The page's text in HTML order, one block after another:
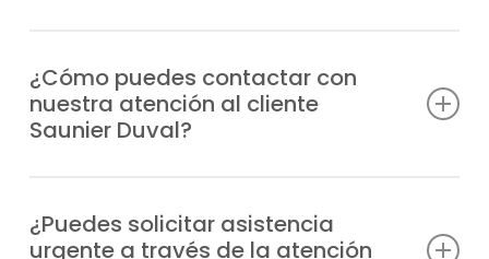
solicitudes de reparación, información
sobre garantías y todo lo relacionado con
tus equipos Saunier Duval.
¿Cómo puedes contactar con
nuestra atención al cliente
Saunier Duval?
teléfono o escribirnos un WhatsApp;
siempre tendrás respuesta rápida y
¿Puedes solicitar asistencia
urgente a través de la atención